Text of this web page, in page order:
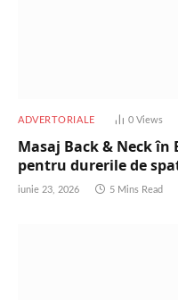
ADVERTORIALE 0 Views
Masaj Back & Neck
pentru durerile de
iunie 23, 2026 5 Mins Read